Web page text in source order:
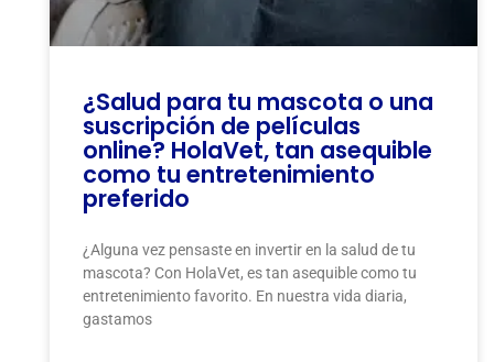
¿Salud para tu mascota o una
suscripción de películas
online? HolaVet, tan asequible
como tu entretenimiento
preferido
¿Alguna vez pensaste en invertir en la salud de tu
mascota? Con HolaVet, es tan asequible como tu
entretenimiento favorito. En nuestra vida diaria,
gastamos